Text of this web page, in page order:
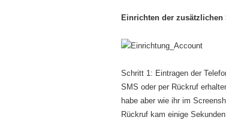
Einrichten der
Schritt 1: Eintragen der
SMS oder per Rückruf
habe aber wie ihr im
Rückruf kam einige